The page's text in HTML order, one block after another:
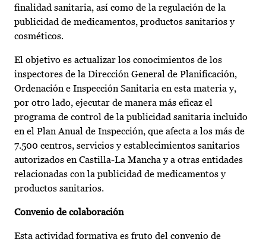
finalidad sanitaria, así como de la regulación de la
publicidad de medicamentos, productos sanitarios y
cosméticos.
El objetivo es actualizar los conocimientos de los
inspectores de la Dirección General de Planificación,
Ordenación e Inspección Sanitaria en esta materia y,
por otro lado, ejecutar de manera más eficaz el
programa de control de la publicidad sanitaria incluido
en el Plan Anual de Inspección, que afecta a los más de
7.500 centros, servicios y establecimientos sanitarios
autorizados en Castilla-La Mancha y a otras entidades
relacionadas con la publicidad de medicamentos y
productos sanitarios.
Convenio de colaboración
Esta actividad formativa es fruto del convenio de